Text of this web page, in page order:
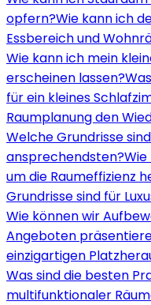
opfern?Wie kann ich
Essbereich und
Wie kann ich mein
erscheinen lassen?
für ein kleines
Raumplanung den
Welche Grundrisse
ansprechendsten?Wie
um die Raumeffizienz
Grundrisse sind für
Wie können wir
Angeboten
einzigartigen
Was sind die besten
multifunktionaler